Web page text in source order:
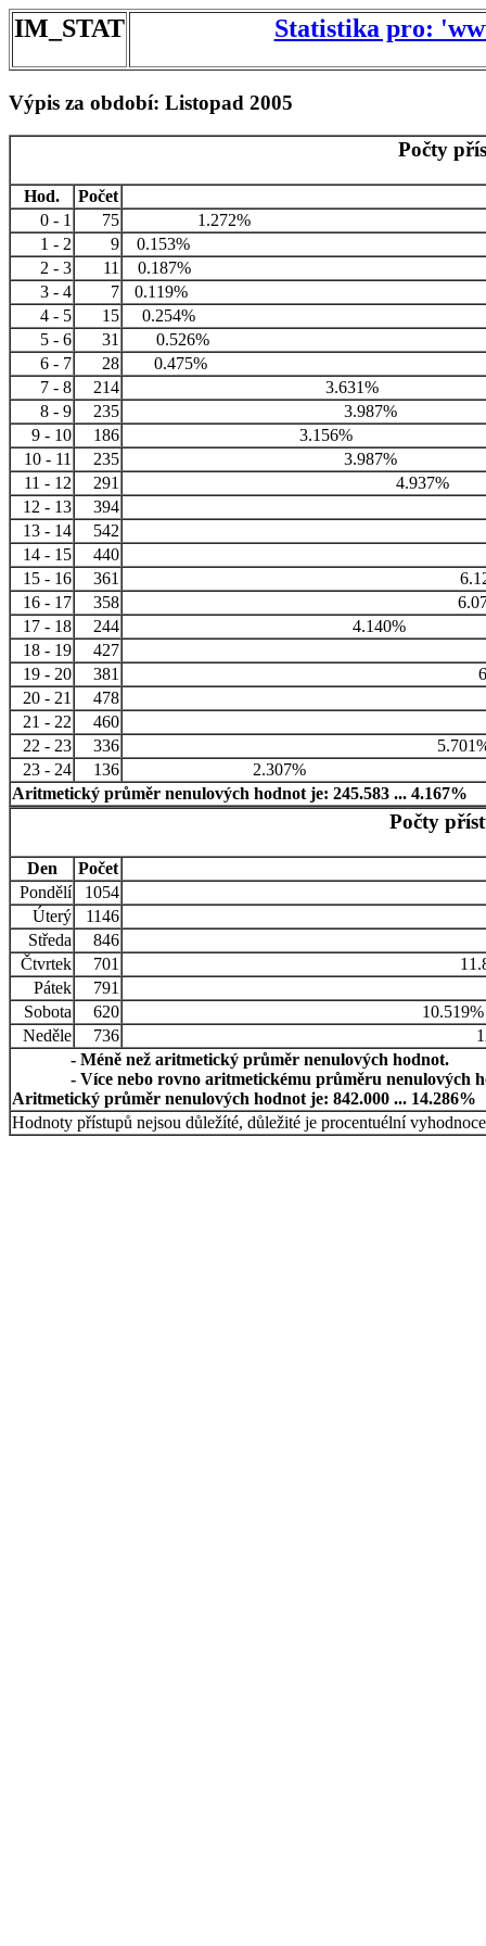
IM_STAT Statistika pro:
Výpis za období: Listopad 2005
Počty
Hod.
Počet
0 - 1
75
1.272%
1 - 2
9
0.153%
2 - 3
11
0.187%
3 - 4
7
0.119%
4 - 5
15
0.254%
5 - 6
31
0.526%
6 - 7
28
0.475%
7 - 8
214
3.631%
8 - 9
235
3.987%
9 - 10
186
3.156%
10 - 11
235
3.987%
11 - 12
291
4.937%
12 - 13
394
13 - 14
542
14 - 15
440
15 - 16
361
16 - 17
358
17 - 18
244
4.140%
18 - 19
427
19 - 20
381
20 - 21
478
21 - 22
460
22 - 23
336
23 - 24
136
2.307%
Aritmetický průměr nenulových hodnot je: 245.583 ... 4.167%
Počty
Den
Počet
Pondělí
1054
Úterý
1146
Středa
846
Čtvrtek
701
Pátek
791
Sobota
620
10.519%
Neděle
736
- Méně než aritmetický průměr nenulových hodnot.
- Více nebo rovno aritmetickému průměru nenulových
Aritmetický průměr nenulových hodnot je: 842.000 ... 14.286%
Hodnoty přístupů nejsou důležíté, důležité je procentuélní